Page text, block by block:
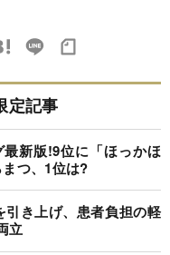
定記事
最新版!9位に「ほっかほ
つ、1位は?
引き上げ、患者負担の軽
立